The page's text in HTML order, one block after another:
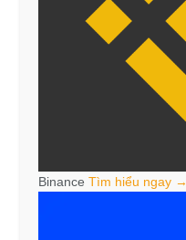
Binance Tìm hiểu ngay →